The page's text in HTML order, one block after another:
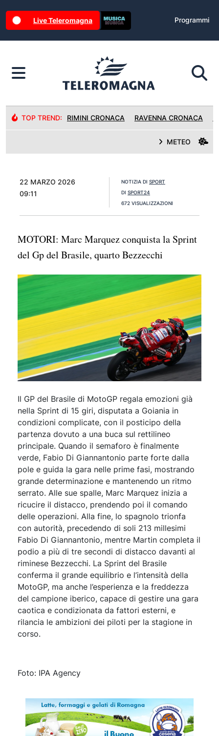
Live Teleromagna Programmi
TOP TREND: RIMINI CRONACA RAVENNA CRONACA
METEO
22 MARZO 2026
09:11
NOTIZIA DI SPORT
DI SPORT24
672 VISUALIZZAZIONI
MOTORI: Marc Marquez conquista la Sprint
del Gp del Brasile, quarto Bezzecchi
Il GP del Brasile di MotoGP regala emozioni già
nella Sprint di 15 giri, disputata a Goiania in
condizioni complicate, con il posticipo della
partenza dovuto a una buca sul rettilineo
principale. Quando il semaforo è finalmente
verde, Fabio Di Giannantonio parte forte dalla
pole e guida la gara nelle prime fasi, mostrando
grande determinazione e mantenendo un ritmo
serrato. Alle sue spalle, Marc Marquez inizia a
ricucire il distacco, prendendo poi il comando
delle operazioni. Alla fine, lo spagnolo trionfa
con autorità, precedendo di soli 213 millesimi
Fabio Di Giannantonio, mentre Martin completa il
podio a più di tre secondi di distacco davanti al
riminese Bezzecchi. La Sprint del Brasile
conferma il grande equilibrio e l’intensità della
MotoGP, ma anche l’esperienza e la freddezza
del campione iberico, capace di gestire una gara
caotica e condizionata da fattori esterni, e
rilancia le ambizioni dei piloti per la stagione in
corso.
Foto: IPA Agency